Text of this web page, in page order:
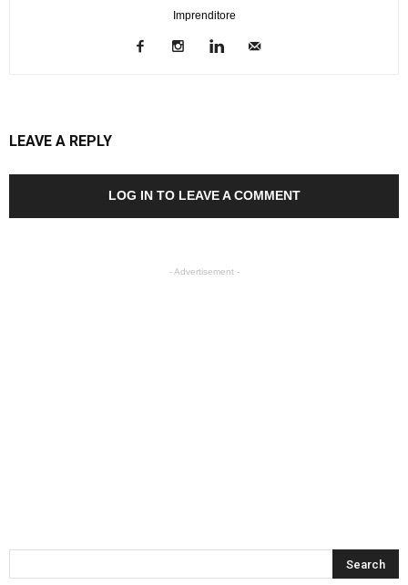
Imprenditore
LEAVE A REPLY
LOG IN TO LEAVE A COMMENT
- Advertisement -